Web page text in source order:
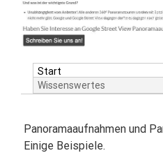
Start
Wissenswertes
Panoramaaufnahmen und
Einige Beispiele.